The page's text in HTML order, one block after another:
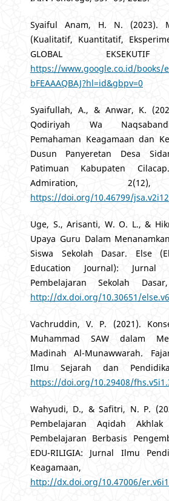
Syaiful Anam, H. N. (2023).
(Kualitatif, Kuantitatif,
GLOBAL EKSEKUTIF
https://www.google.co.id/books/
bFEAAAQBAJ?hl=id&gbpv=0
Syaifullah, A., & Anwar, K.
Qodiriyah Wa
Pemahaman Keagamaan dan
Dusun Panyeretan Desa
Patimuan Kabupaten
Admiration, 2(12),
https://doi.org/10.46799/
Uge, S., Arisanti, W. O. L., &
Upaya Guru Dalam
Siswa Sekolah Dasar. Else
Education Journal): Jurnal
Pembelajaran Sekolah
http://dx.doi.org/10.30651/
Vachruddin, V. P. (2021).
Muhammad SAW dalam
Madinah Al-Munawwarah.
Ilmu Sejarah dan
https://doi.org/10.29408/
Wahyudi, D., & Safitri, N. P.
Pembelajaran Aqidah
Pembelajaran Berbasis
EDU-RILIGIA: Jurnal Ilmu
http://dx.doi.org/10.47006/